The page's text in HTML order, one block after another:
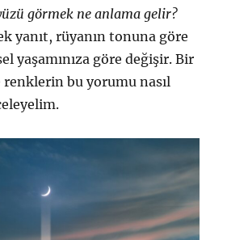
görmek ne anlama gelir?
yanıt, rüyanın tonuna göre
yaşamınıza göre değişir. Bir
bu yorumu nasıl